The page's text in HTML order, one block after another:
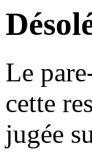
Le
cette
jugée